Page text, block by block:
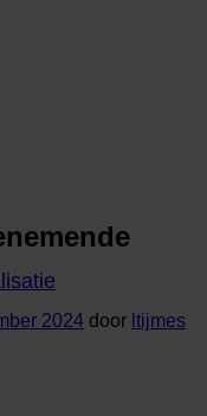
2024 door ltijmes